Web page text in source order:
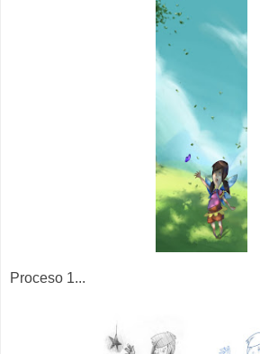
Proceso 1...